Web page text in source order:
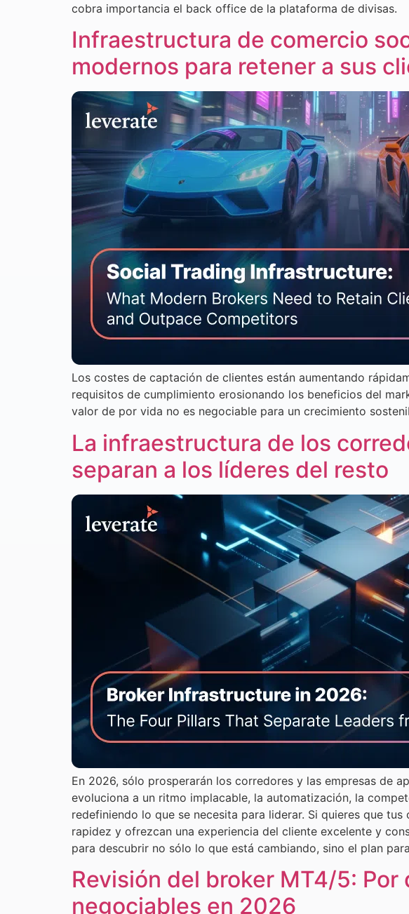
cobra importancia el back office de la plataforma de divisas.
Infraestructura de comercio
modernos para retener a sus
Los costes de captación de clientes están aumentando
requisitos de cumplimiento erosionando los beneficios del
valor de por vida no es negociable para un crecimiento
La infraestructura de los
separan a los líderes del resto
En 2026, sólo prosperarán los corredores y las empresas de
evoluciona a un ritmo implacable, la automatización, la
redefiniendo lo que se necesita para liderar. Si quieres que
rapidez y ofrezcan una experiencia del cliente excelente y
para descubrir no sólo lo que está cambiando, sino el plan
Revisión del broker MT4/5:
negociables en 2026